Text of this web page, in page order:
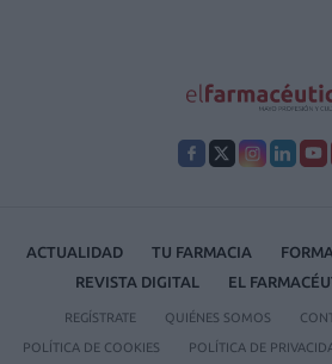
ACTUALIDAD TU FARMACIA
REVISTA DIGITAL
EL
REGÍSTRATE QUIÉNES SOMOS
POLÍTICA DE COOKIES POLÍTICA DE